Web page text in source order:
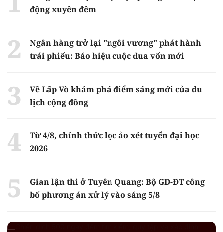
động xuyên đêm
Ngân hàng trở lại "ngôi vương" phát hành
trái phiếu: Báo hiệu cuộc đua vốn mới
Về Lấp Vò khám phá điểm sáng mới của du
lịch cộng đồng
Từ 4/8, chính thức lọc ảo xét tuyển đại học
2026
Gian lận thi ở Tuyên Quang: Bộ GD-ĐT công
bố phương án xử lý vào sáng 5/8